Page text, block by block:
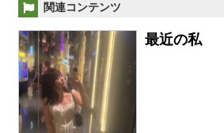
関連コンテンツ
最近の私